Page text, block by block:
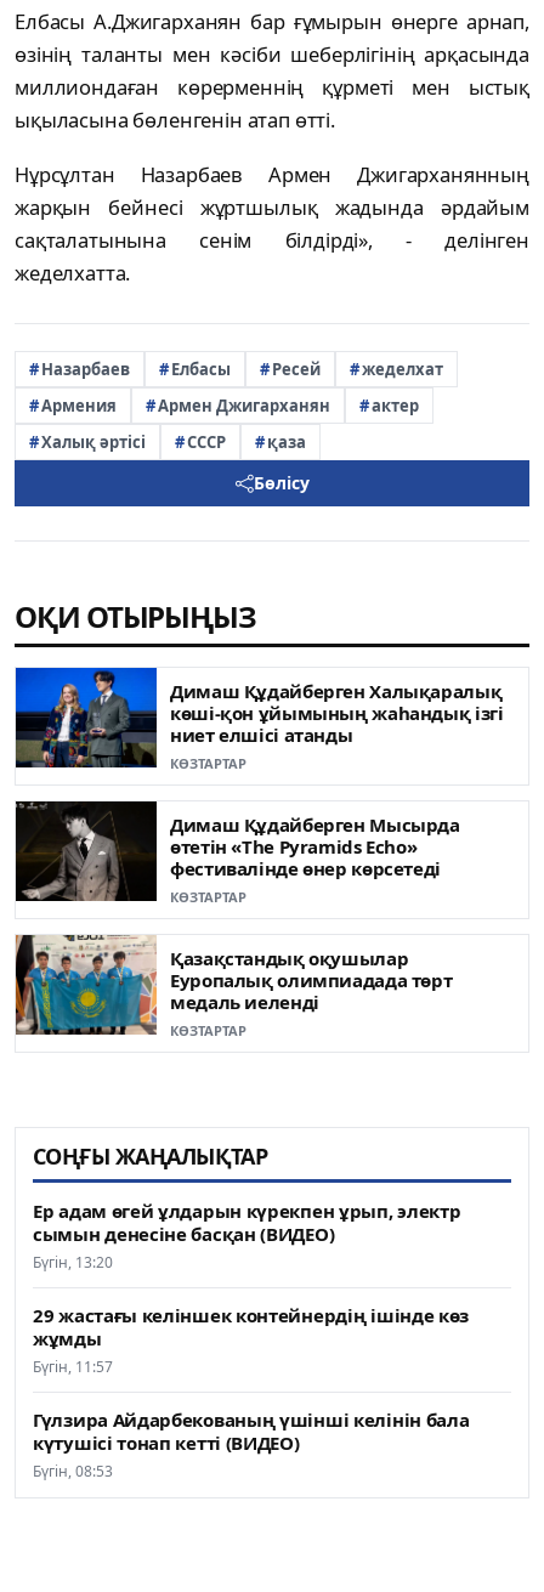
Елбасы А.Джигарханян бар ғұмырын өнерге арнап,
өзінің таланты мен кәсіби шеберлігінің арқасында
миллиондаған көрерменнің құрметі мен ыстық
ықыласына бөленгенін атап өтті.
Нұрсұлтан Назарбаев Армен Джигарханянның
жарқын бейнесі жұртшылық жадында әрдайым
сақталатынына сенім білдірді», - делінген
жеделхатта.
Назарбаев Елбасы Ресей
жеделхат
Армения
Армен Джигарханян
актер
Халық әртісі
СССР қаза
Бөлісу
ОҚИ ОТЫРЫҢЫЗ
Димаш Құдайберген Халықаралық
көші-қон ұйымының жаһандық ізгі
ниет елшісі атанды
КӨЗТАРТАР
Димаш Құдайберген Мысырда
өтетін «The Pyramids Echo»
фестивалінде өнер көрсетеді
КӨЗТАРТАР
Қазақстандық оқушылар
Еуропалық олимпиадада төрт
медаль иеленді
КӨЗТАРТАР
СОҢҒЫ ЖАҢАЛЫҚТАР
Ер адам өгей ұлдарын күрекпен ұрып, электр
сымын денесіне басқан (ВИДЕО)
Бүгін, 13:20
29 жастағы келіншек контейнердің ішінде көз
жұмды
Бүгін, 11:57
Гүлзира Айдарбекованың үшінші келінін бала
күтушісі тонап кетті (ВИДЕО)
Бүгін, 08:53